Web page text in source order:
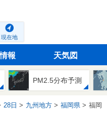
現在地
報 天気図
PM2.5分布予測
28日 九州地方 福岡県 福岡